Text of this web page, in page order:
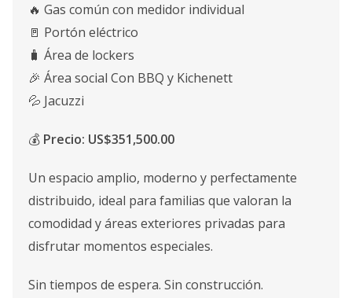
🔥 Gas común con medidor individual
🚪 Portón eléctrico
🧳 Área de lockers
🎉 Área social Con BBQ y Kichenett
💦 Jacuzzi
💰 Precio: US$351,500.00
Un espacio amplio, moderno y perfectamente
distribuido, ideal para familias que valoran la
comodidad y áreas exteriores privadas para
disfrutar momentos especiales.
Sin tiempos de espera. Sin construcción.